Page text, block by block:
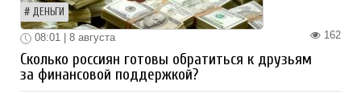
ДЕНЬГИ
162
08:01 | 8 августа
Сколько россиян готовы обратиться к друзьям
за финансовой поддержкой?